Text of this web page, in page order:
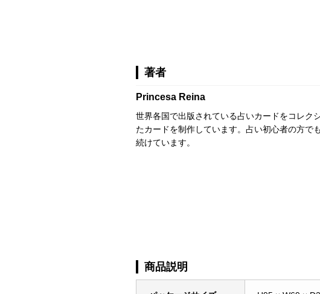
著者
Princesa Reina
世界各国で出版されている占いカードをコレク
たカードを制作しています。占い初心者の方で
続けています。
商品説明